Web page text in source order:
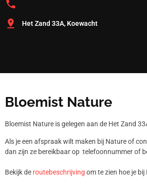
Het Zand 33A, Koewacht
Bloemist Nature
Bloemist Nature is gelegen aan de Het Zand
Als je een afspraak wilt maken bij Nature of
dan zijn ze bereikbaar op telefoonnummerof
Bekijk de routebeschrijving om te zien hoe je